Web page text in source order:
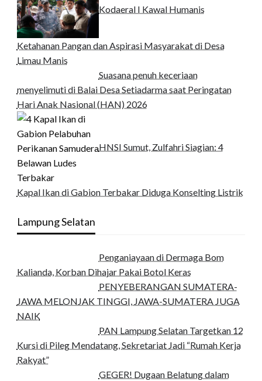
Kodaeral I Kawal Humanis
Ketahanan Pangan dan Aspirasi Masyarakat di Desa
Limau Manis
Suasana penuh keceriaan
menyelimuti di Balai Desa Setiadarma saat Peringatan
Hari Anak Nasional (HAN) 2026
HNSI Sumut, Zulfahri Siagian: 4
Kapal Ikan di Gabion Terbakar Diduga Konselting Listrik
Lampung Selatan
Penganiayaan di Dermaga Bom
Kalianda, Korban Dihajar Pakai Botol Keras
PENYEBERANGAN SUMATERA-
JAWA MELONJAK TINGGI, JAWA-SUMATERA JUGA
NAIK
PAN Lampung Selatan Targetkan 12
Kursi di Pileg Mendatang, Sekretariat Jadi “Rumah Kerja
Rakyat”
GEGER! Dugaan Belatung dalam